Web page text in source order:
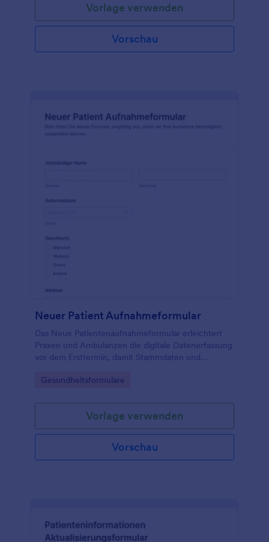
Vorlage verwenden
Vorschau
Neuer Patient Aufnahmeformular
Das Neue Patientenaufnahmeformular erleichtert
Praxen und Ambulanzen die digitale Datenerfassung
vor dem Ersttermin, damit Stammdaten und
und Formularantworten zentral verwaltet werden
Go to Category:
Gesundheitsformulare
Vorlage verwenden
Vorschau